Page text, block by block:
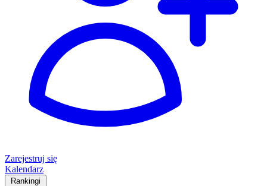
Zarejestruj się
Kalendarz
Rankingi